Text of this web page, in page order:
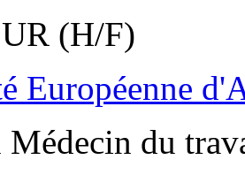
(H/F)
Européenne
Médecin du